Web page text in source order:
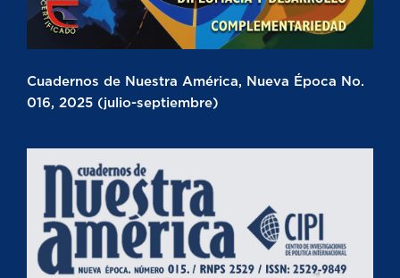
Cuadernos de Nuestra América, Nueva Época No.
016, 2025 (julio-septiembre)